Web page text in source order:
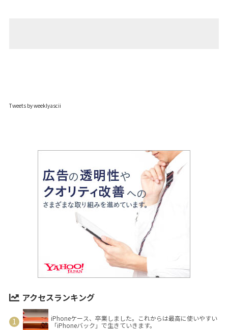
Tweets by weeklyascii
アクセスランキング
iPhoneケース、卒業しました。これからは最高に使いやすい
「iPhoneバック」で生きていきます。